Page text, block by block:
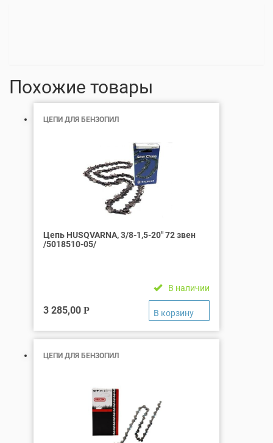
Похожие товары
ЦЕПИ ДЛЯ БЕНЗОПИЛ
Цепь HUSQVARNA, 3/8-1,5-20″ 72 звен
/5018510-05/
В наличии
3 285,00 Р
ЦЕПИ ДЛЯ БЕНЗОПИЛ